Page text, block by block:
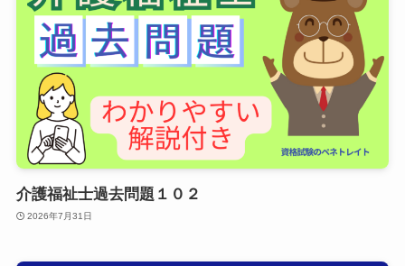
介護福祉士過去問題１０２
2026年7月31日